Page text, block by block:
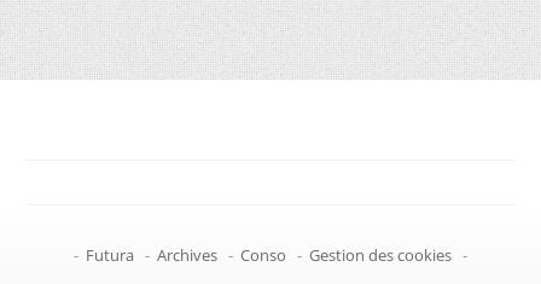
- Futura - Archives - Conso - Gestion des cookies -